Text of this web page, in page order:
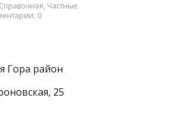
Справочная, Частные
0
Гора район
25